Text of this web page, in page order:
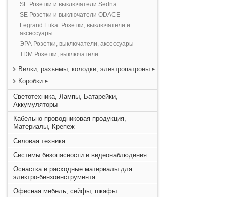
SE Розетки и выключатели Sedna
SE Розетки и выключатели ODACE
Legrand Etika. Розетки, выключатели и
аксессуары
ЭРА Розетки, выключатели, аксессуары
TDM Розетки, выключатели
Вилки, разъемы, колодки, электропатроны
Коробки
Светотехника, Лампы, Батарейки,
Аккумуляторы
Кабельно-проводниковая продукция,
Материалы, Крепеж
Силовая техника
Системы безопасности и видеонаблюдения
Оснастка и расходные материалы для
электро-бензоинструмента
Офисная мебель, сейфы, шкафы